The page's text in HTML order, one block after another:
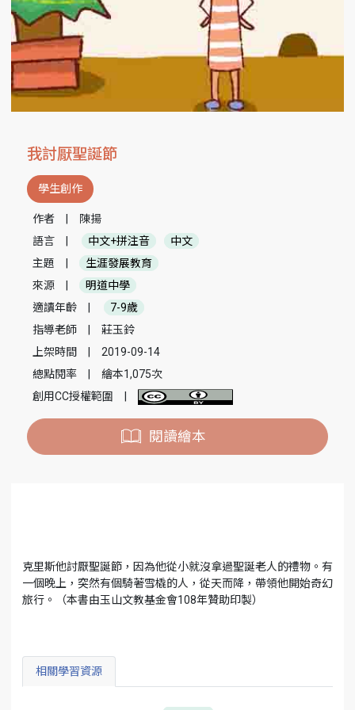
我討厭聖誕節
學生創作
作者
陳揚
語言
中文+拼注音
中文
主題
生涯發展教育
來源
明道中學
適讀年齡
7-9歲
指導老師
莊玉鈴
上架時間
2019-09-14
總點閱率
繪本1,075次
創用CC授權範圍
閱讀繪本
克里斯他討厭聖誕節，因為他從小就沒拿過聖誕老人的禮物。有
一個晚上，突然有個騎著雪橇的人，從天而降，帶領他開始奇幻
旅行。（本書由玉山文教基金會108年贊助印製）
相關學習資源